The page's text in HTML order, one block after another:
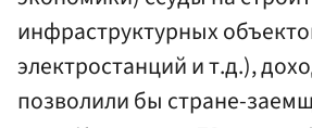
инфраструктурных
электростанций и т.д.),
позволили бы стране-